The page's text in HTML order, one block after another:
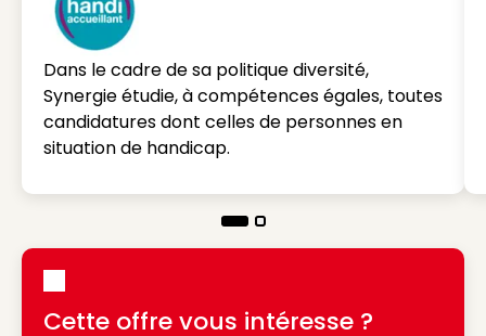
Dans le cadre de sa politique diversité,
Synergie étudie, à compétences égales, toutes
candidatures dont celles de personnes en
situation de handicap.
Cette offre vous intéresse ?